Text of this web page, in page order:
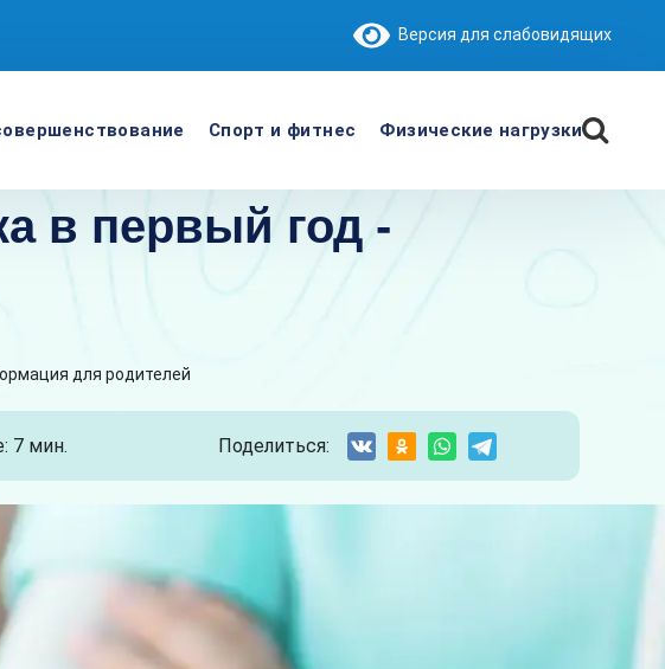
Версия для слабовидящих
Спорт и фитнес Физические нагрузки
в первый год -
для родителей
7 мин. Поделиться: